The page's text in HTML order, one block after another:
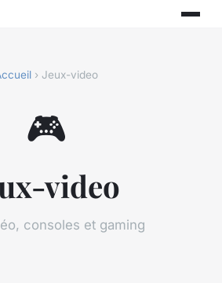
› Jeux-video
🎮
video
consoles et gaming